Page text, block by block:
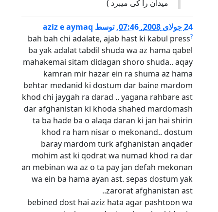
میدان را کی میبرد )
24 جولای 2008, 07:46 ,توسط aziz e aymaq
bah bah chi adalate, ajab hast ki kabul press?
ba yak adalat tabdil shuda wa az hama qabel
mahakemai sitam didagan shoro shuda.. aqay
kamran mir hazar ein ra shuma az hama
behtar medanid ki dostum dar baine mardom
khod chi jaygah ra darad .. yagana rahbare ast
dar afghanistan ki khoda shahed mardomash
ta ba hade ba o alaqa daran ki jan hai shirin
khod ra ham nisar o mekonand.. dostum
baray mardom turk afghanistan anqader
mohim ast ki qodrat wa numad khod ra dar
an mebinan wa az o ta pay jan defah mekonan
wa ein ba hama ayan ast. sepas dostum yak
zarorat afghanistan ast..
bebined dost hai aziz hata agar pashtoon wa